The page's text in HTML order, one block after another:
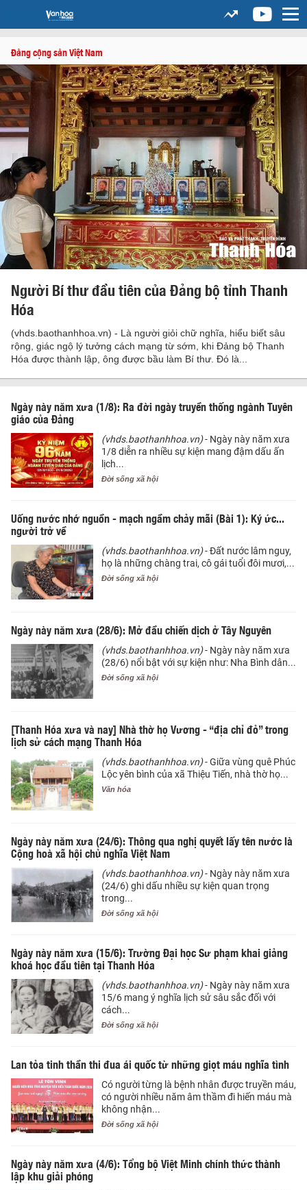
Đảng cộng sản Việt Nam
Người Bí thư đầu tiên của Đảng bộ tỉnh Thanh
Hóa
(vhds.baothanhhoa.vn) - Là người giỏi chữ nghĩa, hiểu biết sâu
rộng, giác ngộ lý tưởng cách mạng từ sớm, khi Đảng bộ Thanh
Hóa được thành lập, ông được bầu làm Bí thư. Đó là...
Ngày này năm xưa (1/8): Ra đời ngày truyền thống ngành Tuyên
giáo của Đảng
(vhds.baothanhhoa.vn)- Ngày này năm xưa
1/8 diễn ra nhiều sự kiện mang đậm dấu ấn
lịch...
Đời sống xã hội
Uống nước nhớ nguồn - mạch ngầm chảy mãi (Bài 1): Ký ức...
người trở về
(vhds.baothanhhoa.vn)- Đất nước lâm nguy,
họ là những chàng trai, cô gái tuổi đôi mươi,...
Đời sống xã hội
Ngày này năm xưa (28/6): Mở đầu chiến dịch ở Tây Nguyên
(vhds.baothanhhoa.vn)- Ngày này năm xưa
(28/6) nổi bật với sự kiện như: Nha Bình dân...
Đời sống xã hội
[Thanh Hóa xưa và nay] Nhà thờ họ Vương - “địa chỉ đỏ” trong
lịch sử cách mạng Thanh Hóa
(vhds.baothanhhoa.vn)- Giữa vùng quê Phúc
Lộc yên bình của xã Thiệu Tiến, nhà thờ họ...
Văn hóa
Ngày này năm xưa (24/6): Thông qua nghị quyết lấy tên nước là
Cộng hoà xã hội chủ nghĩa Việt Nam
(vhds.baothanhhoa.vn)- Ngày này năm xưa
(24/6) ghi dấu nhiều sự kiện quan trọng
trong...
Đời sống xã hội
Ngày này năm xưa (15/6): Trường Đại học Sư phạm khai giảng
khoá học đầu tiên tại Thanh Hóa
(vhds.baothanhhoa.vn)- Ngày này năm xưa
15/6 mang ý nghĩa lịch sử sâu sắc đối với
cách...
Đời sống xã hội
Lan tỏa tinh thần thi đua ái quốc từ những giọt máu nghĩa tình
Có người từng là bệnh nhân được truyền máu,
có người nhiều năm âm thầm đi hiến máu mà
không nhận...
Đời sống xã hội
Ngày này năm xưa (4/6): Tổng bộ Việt Minh chính thức thành
lập khu giải phóng